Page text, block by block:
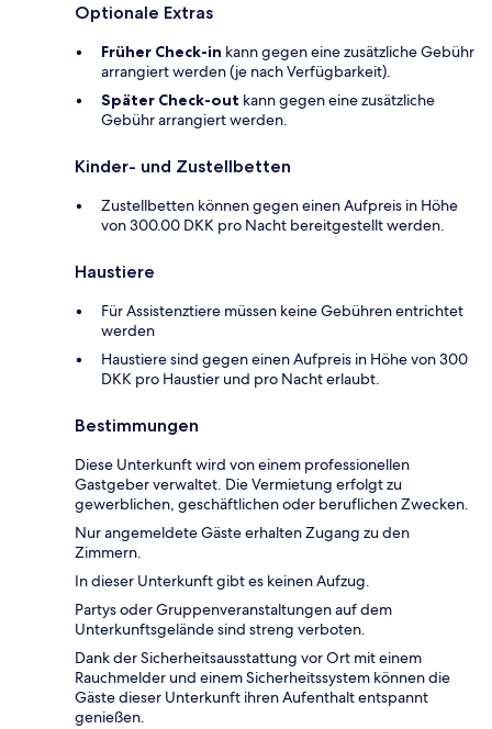
Optionale Extras
Früher Check-in kann gegen eine zusätzliche Gebühr
arrangiert werden (je nach Verfügbarkeit).
Später Check-out kann gegen eine zusätzliche
Gebühr arrangiert werden.
Kinder- und Zustellbetten
Zustellbetten können gegen einen Aufpreis in Höhe
von 300.00 DKK pro Nacht bereitgestellt werden.
Haustiere
Für Assistenztiere müssen keine Gebühren entrichtet
werden
Haustiere sind gegen einen Aufpreis in Höhe von 300
DKK pro Haustier und pro Nacht erlaubt.
Bestimmungen
Diese Unterkunft wird von einem professionellen
Gastgeber verwaltet. Die Vermietung erfolgt zu
gewerblichen, geschäftlichen oder beruflichen Zwecken.
Nur angemeldete Gäste erhalten Zugang zu den
Zimmern.
In dieser Unterkunft gibt es keinen Aufzug.
Partys oder Gruppenveranstaltungen auf dem
Unterkunftsgelände sind streng verboten.
Dank der Sicherheitsausstattung vor Ort mit einem
Rauchmelder und einem Sicherheitssystem können die
Gäste dieser Unterkunft ihren Aufenthalt entspannt
genießen.